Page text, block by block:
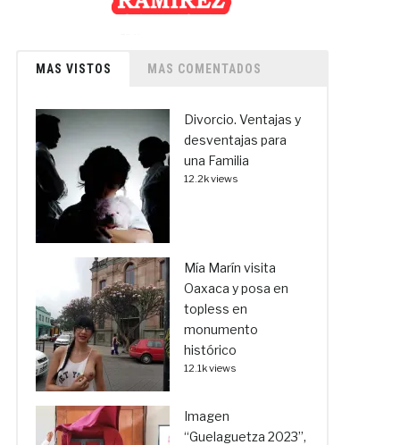
MAS VISTOS MAS COMENTADOS
Divorcio. Ventajas y
desventajas para
una Familia
12.2k views
Mía Marín visita
Oaxaca y posa en
topless en
monumento
histórico
12.1k views
Imagen
“Guelaguetza 2023”,